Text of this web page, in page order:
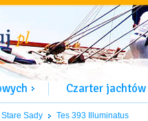
Czarter
Stare Sady Tes 393 Illuminatus